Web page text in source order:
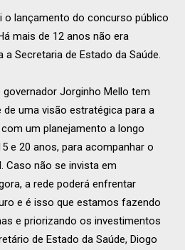
lançamento do concurso público
mais de 12 anos não era
Secretaria de Estado da Saúde.
governador Jorginho Mello tem
uma visão estratégica para a
um planejamento a longo
e 20 anos, para acompanhar o
Caso não se invista em
a rede poderá enfrentar
e é isso que estamos fazendo
e priorizando os investimentos
de Estado da Saúde, Diogo